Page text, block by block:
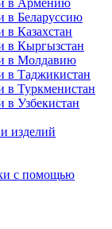
в Армению
в Беларуссию
Казахстан
в Кыргызстан
в Молдавию
в Таджикистан
Туркменистан
Узбекистан
изделий
с помощью